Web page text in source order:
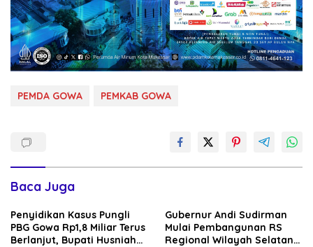
PEMDA GOWA PEMKAB GOWA
Baca Juga
Penyidikan Kasus Pungli
PBG Gowa Rp1,8 Miliar Terus
Berlanjut, Bupati Husniah
Gubernur Andi Sudirman
Mulai Pembangunan RS
Regional Wilayah Selatan